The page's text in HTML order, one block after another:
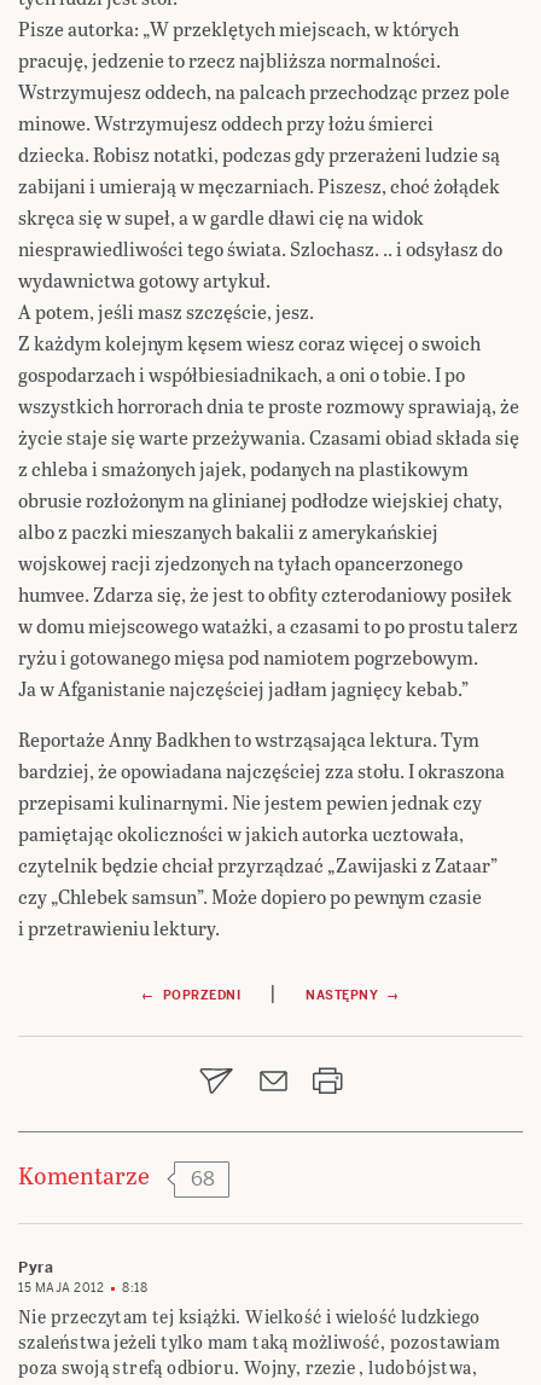
Pisze autorka: „W przeklętych miejscach, w których
pracuję, jedzenie to rzecz najbliższa normalności.
Wstrzymujesz oddech, na palcach przechodząc przez pole
minowe. Wstrzymujesz oddech przy łożu śmierci
dziecka. Robisz notatki, podczas gdy przerażeni ludzie są
zabijani i umierają w męczarniach. Piszesz, choć żołądek
skręca się w supeł, a w gardle dławi cię na widok
niesprawiedliwości tego świata. Szlochasz. .. i odsyłasz do
wydawnictwa gotowy artykuł.
A potem, jeśli masz szczęście, jesz.
Z każdym kolejnym kęsem wiesz coraz więcej o swoich
gospodarzach i współbiesiadnikach, a oni o tobie. I po
wszystkich horrorach dnia te proste rozmowy sprawiają, że
życie staje się warte przeżywania. Czasami obiad składa się
z chleba i smażonych jajek, podanych na plastikowym
obrusie rozłożonym na glinianej podłodze wiejskiej chaty,
albo z paczki mieszanych bakalii z amerykańskiej
wojskowej racji zjedzonych na tyłach opancerzonego
humvee. Zdarza się, że jest to obfity czterodaniowy posiłek
w domu miejscowego watażki, a czasami to po prostu talerz
ryżu i gotowanego mięsa pod namiotem pogrzebowym.
Ja w Afganistanie najczęściej jadłam jagnięcy kebab.”
Reportaże Anny Badkhen to wstrząsająca lektura. Tym
bardziej, że opowiadana najczęściej zza stołu. I okraszona
przepisami kulinarnymi. Nie jestem pewien jednak czy
pamiętając okoliczności w jakich autorka ucztowała,
czytelnik będzie chciał przyrządzać „Zawijaski z Zataar”
czy „Chlebek samsun”. Może dopiero po pewnym czasie
i przetrawieniu lektury.
Nawigacja
wpisu
← POPRZEDNI | NASTĘPNY →
Komentarze 68
Pyra
15 MAJA 2012 8:18
Nie przeczytam tej książki. Wielkość i wielość ludzkiego
szaleństwa jeżeli tylko mam taką możliwość, pozostawiam
poza swoją strefą odbioru. Wojny, rzezie , ludobójstwa,